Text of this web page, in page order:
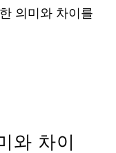
의미와 차이를
와 차이